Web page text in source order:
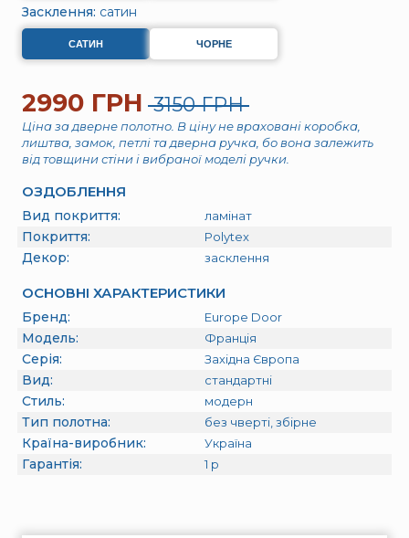
Засклення: сатин
САТИН ЧОРНЕ
2990 ГРН 3150 ГРН
Ціна за дверне полотно. В ціну не враховані коробка,
лиштва, замок, петлі та дверна ручка, бо вона залежить
від товщини стіни і вибраної моделі ручки.
ОЗДОБЛЕННЯ
Вид покриття: ламінат
Покриття: Polytex
Декор: засклення
ОСНОВНІ ХАРАКТЕРИСТИКИ
Бренд: Europe Door
Модель: Франція
Серія: Західна Європа
Вид: стандартні
Стиль: модерн
Тип полотна: без чверті, збірне
Країна-виробник: Україна
Гарантія: 1 р